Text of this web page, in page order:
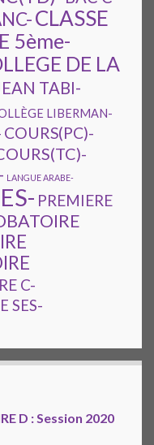
CLASSE
5ème-
DE LA
TABI-
LIBERMAN-
COURS(PC)-
LANGUE ARABE-
PREMIERE
C-
SES-
D : Session 2020